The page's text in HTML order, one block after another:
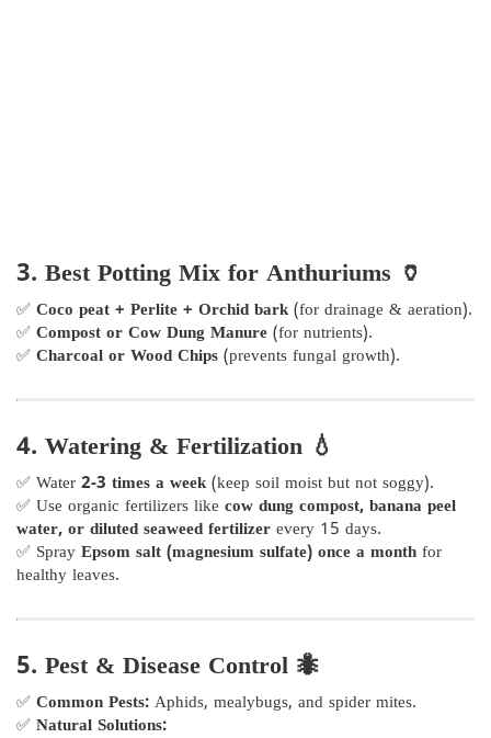
3. Best Potting Mix for Anthuriums 🏺
✅ Coco peat + Perlite + Orchid bark(for drainage & aeration).
✅ Compost or Cow Dung Manure (for nutrients).
✅ Charcoal or Wood Chips (prevents fungal growth).
4. Watering & Fertilization 💧
✅ Water 2-3 times a week(keep soil moist but not soggy).
✅ Use organic fertilizers like cow dung compost, banana peel
water, or diluted seaweed fertilizer every 15 days.
✅ Spray Epsom salt (magnesium sulfate) once a month for
healthy leaves.
5. Pest & Disease Control 🐜
✅ Common Pests: Aphids, mealybugs, and spider mites.
✅ Natural Solutions: